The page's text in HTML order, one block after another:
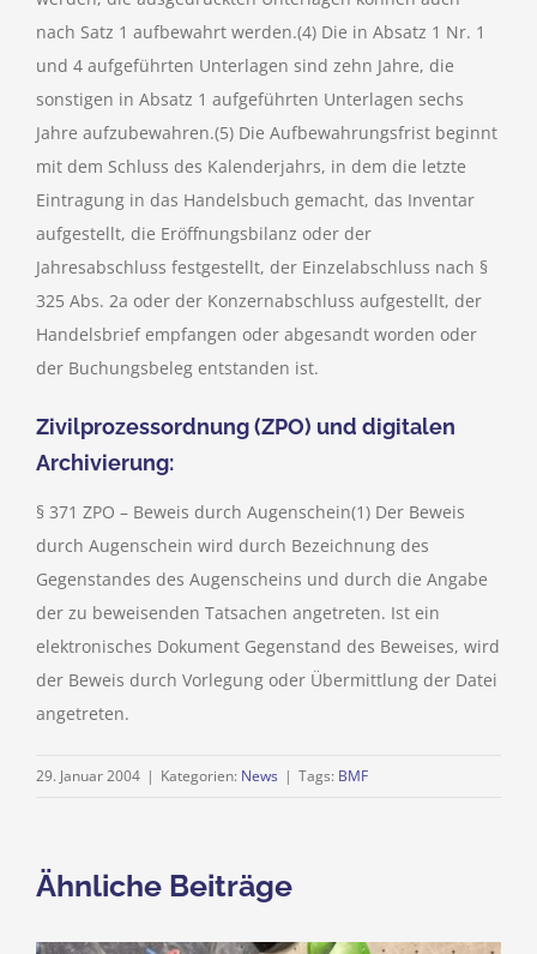
nach Satz 1 aufbewahrt werden.(4) Die in Absatz 1 Nr. 1
und 4 aufgeführten Unterlagen sind zehn Jahre, die
sonstigen in Absatz 1 aufgeführten Unterlagen sechs
Jahre aufzubewahren.(5) Die Aufbewahrungsfrist beginnt
mit dem Schluss des Kalenderjahrs, in dem die letzte
Eintragung in das Handelsbuch gemacht, das Inventar
aufgestellt, die Eröffnungsbilanz oder der
Jahresabschluss festgestellt, der Einzelabschluss nach §
325 Abs. 2a oder der Konzernabschluss aufgestellt, der
Handelsbrief empfangen oder abgesandt worden oder
der Buchungsbeleg entstanden ist.
Zivilprozessordnung (ZPO) und digitalen
Archivierung:
§ 371 ZPO – Beweis durch Augenschein(1) Der Beweis
durch Augenschein wird durch Bezeichnung des
Gegenstandes des Augenscheins und durch die Angabe
der zu beweisenden Tatsachen angetreten. Ist ein
elektronisches Dokument Gegenstand des Beweises, wird
der Beweis durch Vorlegung oder Übermittlung der Datei
angetreten.
29. Januar 2004 | Kategorien: News | Tags: BMF
Ähnliche Beiträge